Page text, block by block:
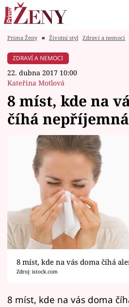
Módní alarm
Zrádci
Témata
Celebrity
Vztahy
Seriály
Horoskopy
Sledujte prima+
Filmový festival Karlovy
Prima Ženy ■ Životní styl Zdraví a nemoci
ZDRAVÍ A NEMOCI
22. dubna 2017 10:00
Kateřina Motlová
8 míst, kde na
číhá
8 míst, kde na vás doma číhá
Zdroj: istock.com
8 míst, kde na vás doma